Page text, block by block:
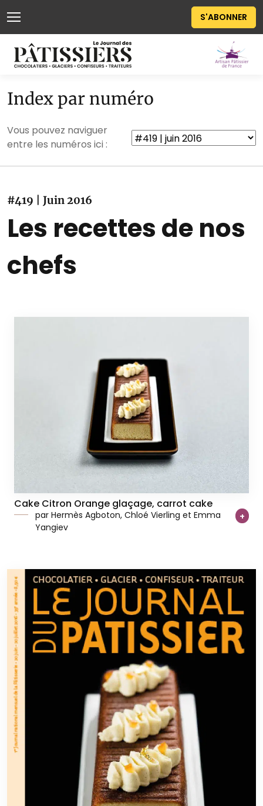
S'ABONNER
Index par numéro
Vous pouvez naviguer
entre les numéros ici :
#419 | Juin 2016
Les recettes de nos
chefs
Cake Citron Orange glaçage, carrot cake
par Hermès Agboton, Chloé Vierling et Emma
Yangiev
+